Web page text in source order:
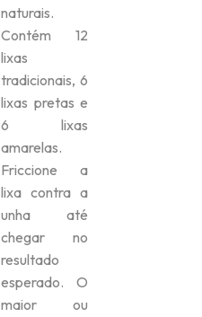
naturais.
Contém 12
lixas
tradicionais, 6
lixas pretas e
6 lixas
amarelas.
Friccione a
lixa contra a
unha até
chegar no
resultado
esperado. O
maior ou